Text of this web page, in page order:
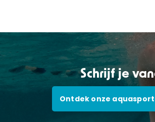
Schrijf je
Ontdek onze